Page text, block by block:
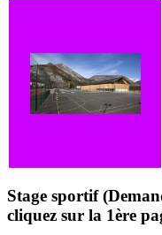
Stage sportif
cliquez sur la 1ère